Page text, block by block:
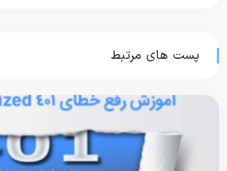
پست های مرتبط